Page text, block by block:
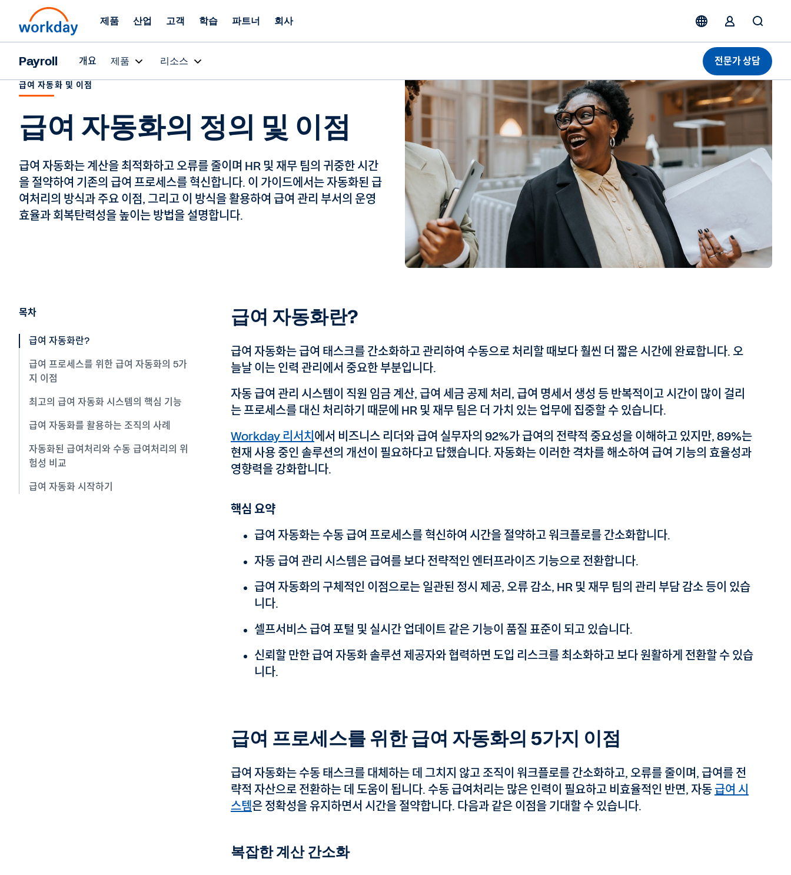
제품 산업 고객 학습 파트너 회사
Payroll 개요 제품 리소스 전문가 상담
급여 자동화 및 이점
급여 자동화의 정의 및 이점
급여 자동화는 계산을 최적화하고 오류를 줄이며 HR 및 재무 팀의 귀중한 시간
을 절약하여 기존의 급여 프로세스를 혁신합니다. 이 가이드에서는 자동화된 급
여처리의 방식과 주요 이점, 그리고 이 방식을 활용하여 급여 관리 부서의 운영
효율과 회복탄력성을 높이는 방법을 설명합니다.
목차
급여 자동화란?
급여 프로세스를 위한 급여 자동화의 5가
지 이점
최고의 급여 자동화 시스템의 핵심 기능
급여 자동화를 활용하는 조직의 사례
자동화된 급여처리와 수동 급여처리의 위
험성 비교
급여 자동화 시작하기
급여 자동화란?
급여 자동화는 급여 태스크를 간소화하고 관리하여 수동으로 처리할 때보다 훨씬 더 짧은 시간에 완료합니다. 오
늘날 이는 인력 관리에서 중요한 부분입니다.
자동 급여 관리 시스템이 직원 임금 계산, 급여 세금 공제 처리, 급여 명세서 생성 등 반복적이고 시간이 많이 걸리
는 프로세스를 대신 처리하기 때문에 HR 및 재무 팀은 더 가치 있는 업무에 집중할 수 있습니다.
Workday 리서치 에서 비즈니스 리더와 급여 실무자의 92%가 급여의 전략적 중요성을 이해하고 있지만, 89%는
현재 사용 중인 솔루션의 개선이 필요하다고 답했습니다. 자동화는 이러한 격차를 해소하여 급여 기능의 효율성과
영향력을 강화합니다.
핵심 요약
급여 자동화는 수동 급여 프로세스를 혁신하여 시간을 절약하고 워크플로를 간소화합니다.
자동 급여 관리 시스템은 급여를 보다 전략적인 엔터프라이즈 기능으로 전환합니다.
급여 자동화의 구체적인 이점으로는 일관된 정시 제공, 오류 감소, HR 및 재무 팀의 관리 부담 감소 등이 있습
니다.
셀프서비스 급여 포털 및 실시간 업데이트 같은 기능이 품질 표준이 되고 있습니다.
신뢰할 만한 급여 자동화 솔루션 제공자와 협력하면 도입 리스크를 최소화하고 보다 원활하게 전환할 수 있습
니다.
급여 프로세스를 위한 급여 자동화의 5가지 이점
급여 자동화는 수동 태스크를 대체하는 데 그치지 않고 조직이 워크플로를 간소화하고, 오류를 줄이며, 급여를 전
략적 자산으로 전환하는 데 도움이 됩니다. 수동 급여처리는 많은 인력이 필요하고 비효율적인 반면, 자동급여 시
스템은 정확성을 유지하면서 시간을 절약합니다. 다음과 같은 이점을 기대할 수 있습니다.
복잡한 계산 간소화